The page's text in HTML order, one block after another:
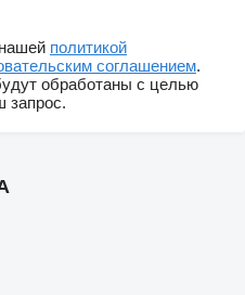
политикой
соглашением.
обработаны с целью
запрос.